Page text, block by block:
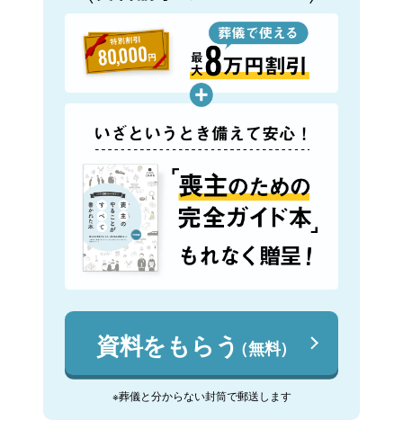
資料をもらう（無料）
※葬儀と分からない封筒で郵送します